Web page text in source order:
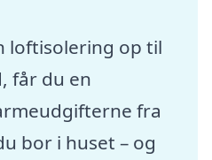
loftisolering op til
får du en
fra
bor i huset – og